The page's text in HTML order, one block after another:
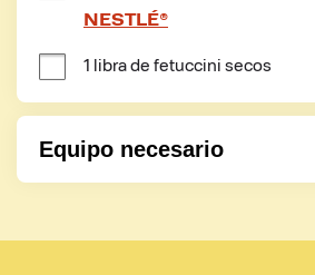
NESTLÉ®
1 libra de fetuccini secos
Equipo necesario